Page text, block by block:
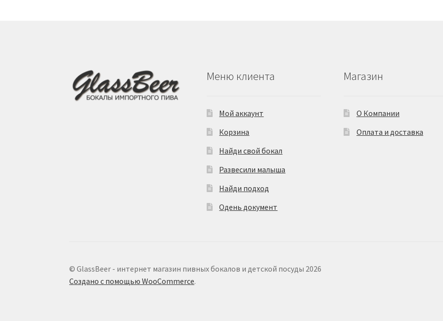
Меню клиента
Мой аккаунт
Корзина
Найди свой бокал
Развесили малыша
Найди подход
Одень документ
Магазин
О Компании
Оплата и доставка
© GlassBeer - интернет магазин пивных бокалов и детской посуды 2026
Создано с помощью WooCommerce.